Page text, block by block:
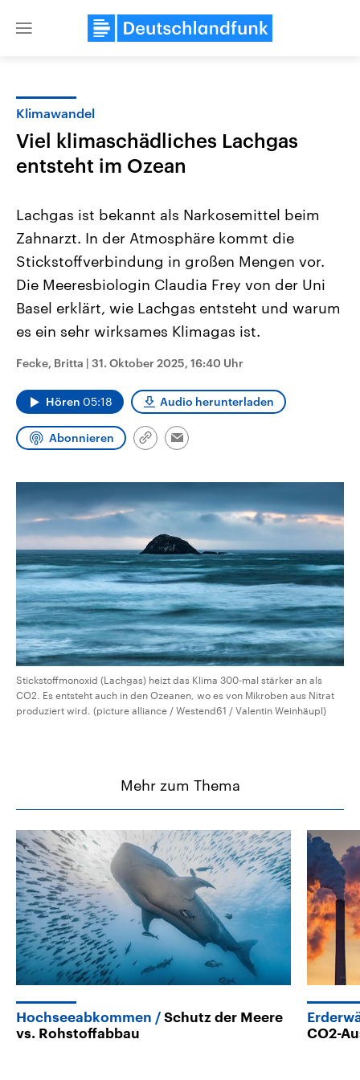
Close
Landtagswahl Sachsen-Anhalt
2026
Alle Informationen
Sachsen-Anhalt wählt am 6.
September 2026 einen neuen
Bundesland von einer Koalition aus
CDU, SPD und FDP regiert.-
Wahlprogramme, aktuelle Berichte
und Hintergründe zu den Parteien
Wahl.
USA
Aktuelle Beiträge,
Hintergründe
gehören die Vereinigten
mit großem Einfluss auf
aktuelle Weltgeschehen.
Sendungen Programm Podcasts
Audio-Archiv
Klimawandel
Viel klimaschädliches Lachgas
entsteht im Ozean
Lachgas ist bekannt als Narkosemittel beim
Zahnarzt. In der Atmosphäre kommt die
Stickstoffverbindung in großen Mengen vor.
Die Meeresbiologin Claudia Frey von der Uni
Basel erklärt, wie Lachgas entsteht und warum
es ein sehr wirksames Klimagas ist.
Fecke, Britta | 31. Oktober 2025, 16:40 Uhr
Hören 05:18 Audio herunterladen
Abonnieren
Link
Email
Stickstoffmonoxid (Lachgas) heizt das Klima 300-mal stärker an als
CO2. Es entsteht auch in den Ozeanen, wo es von Mikroben aus Nitrat
produziert wird. (picture alliance / Westend61 / Valentin Weinhäupl)
Mehr zum Thema
Hochseeabkommen
Schutz der Meere
vs. Rohstoffabbau
CO2-